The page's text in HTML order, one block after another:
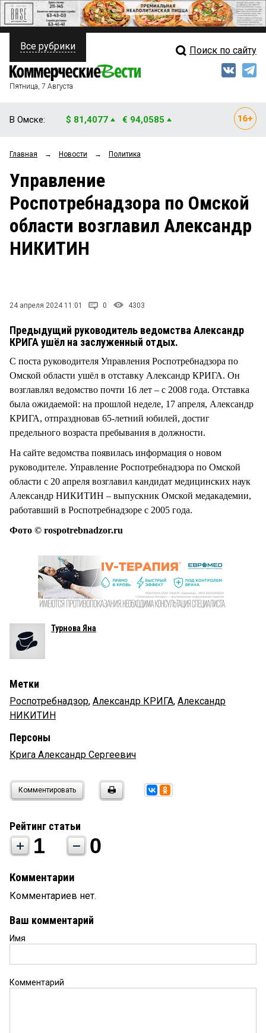
ПОЛИТИКА
ФИНАНСЫ
ОБЩЕСТВО
ЗАКОН
НОВОСТИ КОМПАНИЙ
ПРОИСШЕСТВИЯ
Свежий выпуск
Блоги
Архив
Все рубрики Поиск по сайту
Пятница, 7 Августа
В Омске: $ 81,4077 € 94,0585
Главная → Новости → Политика
Управление
Роспотребнадзора по Омской
области возглавил Александр
НИКИТИН
24 апреля 2024 11:01 0 4303
Предыдущий руководитель ведомства Александр
КРИГА ушёл на заслуженный отдых.
С поста руководителя Управления Роспотребнадзора по
Омской области ушёл в отставку Александр КРИГА. Он
возглавлял ведомство почти 16 лет – с 2008 года. Отставка
была ожидаемой: на прошлой неделе, 17 апреля, Александр
КРИГА, отпраздновав 65-летний юбилей, достиг
предельного возраста пребывания в должности.
На сайте ведомства появилась информация о новом
руководителе. Управление Роспотребнадзора по Омской
области с 20 апреля возглавил кандидат медицинских наук
Александр НИКИТИН – выпускник Омской медакадемии,
работавший в Роспотребнадзоре с 2005 года.
Фото © rospotrebnadzor.ru
Турнова Яна
Метки
Роспотребнадзор, Александр КРИГА, Александр
НИКИТИН
Персоны
Крига Александр Сергеевич
Комментировать
Рейтинг статьи
1 0
Комментарии
Комментариев нет.
Ваш комментарий
Имя
Комментарий